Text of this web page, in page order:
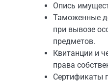
Опись
Таможенные
при вывозе
предметов.
Квитанции и
права
Сертификаты